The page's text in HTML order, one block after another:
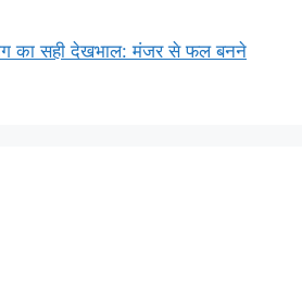
का सही देखभाल: मंजर से फल बनने